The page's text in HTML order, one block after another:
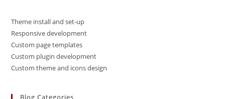
Theme install and set-up
Responsive development
Custom page templates
Custom plugin development
Custom theme and icons design
Blog Categories